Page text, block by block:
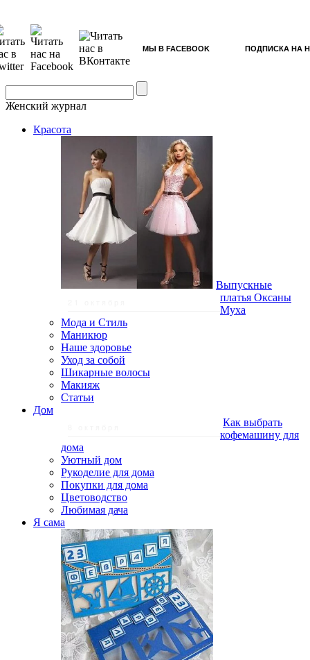
МЫ В FACEBOOK ПОДПИСКА НА
Женский журнал
Красота
Выпускные
платья Оксаны
Муха
Мода и Стиль
Маникюр
Наше здоровье
Уход за собой
Шикарные волосы
Макияж
Статьи
Дом
Как выбрать
кофемашину для
дома
Уютный дом
Рукоделие для дома
Покупки для дома
Цветоводство
Любимая дача
Я сама